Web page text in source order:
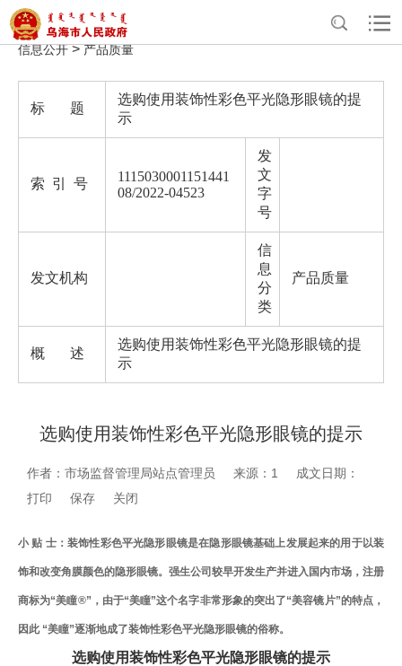
首页 >政务公开>政府信息公开
重点领域
信息公开>产品质量
标 题
选购使用装饰性彩色平光隐形眼镜的提
示
索 引 号
1115030001151441
08/2022-04523
发
文
字
号
发文机构
信
息
分
类
产品质量
概 述
选购使用装饰性彩色平光隐形眼镜的提
示
选购使用装饰性彩色平光隐形眼镜的提示
作者：市场监督管理局站点管理员 来源：1
成文日期：
打印
保存 关闭
小 贴 士：装饰性彩色平光隐形眼镜是在隐形眼镜基础上发展起来的用于以装
饰和改变角膜颜色的隐形眼镜。强生公司较早开发生产并进入国内市场，注册
商标为“美瞳®”，由于“美瞳”这个名字非常形象的突出了“美容镜片”的特点，
因此 “美瞳”逐渐地成了装饰性彩色平光隐形眼镜的俗称。
选购使用装饰性彩色平光隐形眼镜的提示